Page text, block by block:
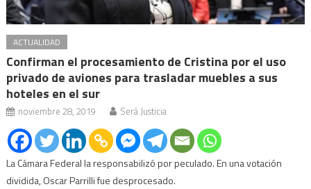
ACTUALIDAD
Confirman el procesamiento de Cristina por el uso
privado de aviones para trasladar muebles a sus
hoteles en el sur
noviembre 28, 2019 Será Justicia
La Cámara Federal la responsabilizó por peculado. En una votación
dividida, Oscar Parrilli fue desprocesado.